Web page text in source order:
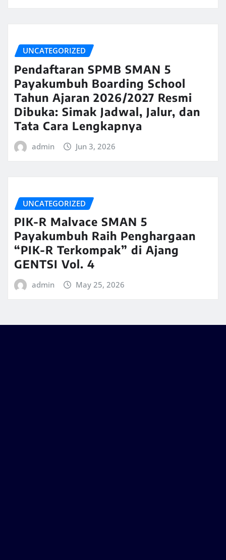
UNCATEGORIZED
Pendaftaran SPMB SMAN 5
Payakumbuh Boarding School
Tahun Ajaran 2026/2027 Resmi
Dibuka: Simak Jadwal, Jalur, dan
Tata Cara Lengkapnya
admin Jun 3, 2026
UNCATEGORIZED
PIK-R Malvace SMAN 5
Payakumbuh Raih Penghargaan
“PIK-R Terkompak” di Ajang
GENTSI Vol. 4
admin May 25, 2026